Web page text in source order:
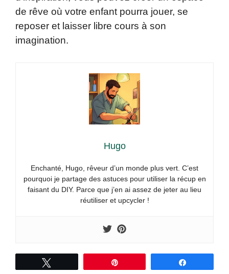
de rêve où votre enfant pourra jouer, se
reposer et laisser libre cours à son
imagination.
Hugo
Enchanté, Hugo, rêveur d’un monde plus vert. C’est
pourquoi je partage des astuces pour utiliser la récup en
faisant du DIY. Parce que j’en ai assez de jeter au lieu
réutiliser et upcycler !